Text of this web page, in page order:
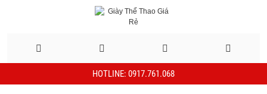
HOTLINE: 0917.761.068